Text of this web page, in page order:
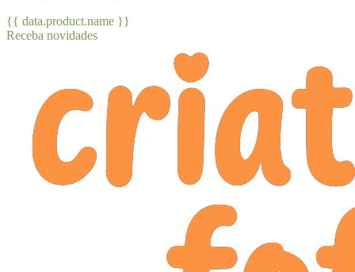
{{ data.product.name }}
Receba novidades